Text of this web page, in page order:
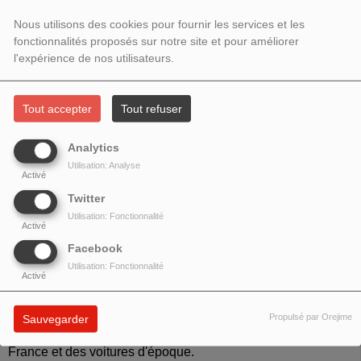
Nous utilisons des cookies pour fournir les services et les
fonctionnalités proposés sur notre site et pour améliorer
l'expérience de nos utilisateurs.
Tout accepter Tout refuser
Analytics
Activé
Utilisation: Analyse
Twitter
Activé
Utilisation: Fonctionnalité
Facebook
Activé
Utilisation: Fonctionnalité
Sauvegarder Propulsé par Orejime
JANVIER 2022 - AVEC THIERRY
DUBOIS
J'ai eu beaucoup de plaisir à recevoirThierry Dubois,
dessinateur, scénariste de bandes dessinées, passionné
par la Nationale 7, par notre patrimoine, par l'histoire de
France et des voitures d'époque.